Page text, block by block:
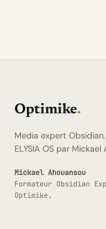
Optimike.
Media expert
ELYSIA OS par Mickael
Mickael Ahouansou
Formateur Obsidian
Optimike.